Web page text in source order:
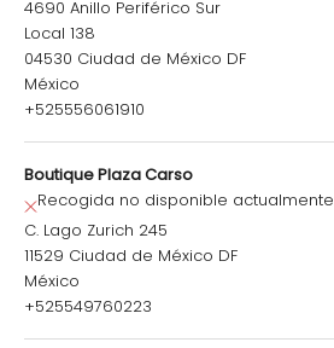
4690 Anillo Periférico Sur
Local 138
04530 Ciudad de México DF
México
+525556061910
Boutique Plaza Carso
Recogida no disponible actualmente
C. Lago Zurich 245
11529 Ciudad de México DF
México
+525549760223